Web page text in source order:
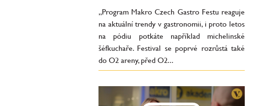
„Program Makro Czech Gastro Festu reaguje
na aktuální trendy v gastronomii, i proto letos
na pódiu potkáte například michelinské
šéfkuchaře. Festival se poprvé rozrůstá také
do O2 areny, před O2...